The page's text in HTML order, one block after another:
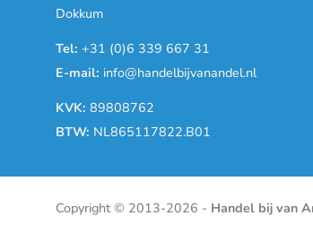
Dokkum
Tel: +31 (0)6 339 667 31
E-mail: info@handelbijvanandel.nl
KVK: 89808762
BTW: NL865117822.B01
Copyright © 2013-2026 - Handel bij van